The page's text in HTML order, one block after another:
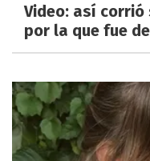
Video: así corrió
por la que fue